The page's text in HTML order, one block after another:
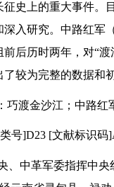
史上的重大事件。
入研究。中路红军
后历时两年，对“
较为完整的数据和
巧渡金沙江；中路红
号]D23 [文献标识码
、中革军委指挥中